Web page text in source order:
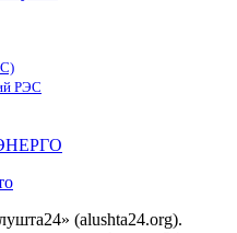
РЭС
(alushta24.org).